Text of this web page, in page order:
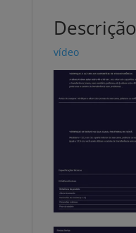
Descrição
vídeo